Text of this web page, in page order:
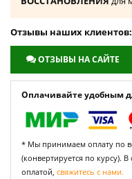
Отзывы наших клиентов:
ОТЗЫВЫ НА САЙТЕ
Оплачивайте удобным
* Мы принимаем оплату по
(конвертируется по курсу).
оплатой, свяжитесь с нами.